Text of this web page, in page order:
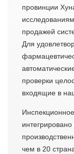
провинции
продажей
Для
проверки
входящие в
чем в 20